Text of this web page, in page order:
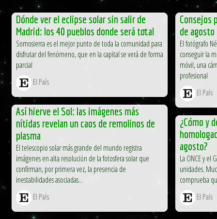
Dónde ver el eclipse solar sin salir de
Madrid: los 40 pueblos donde será total
Somosierra es el mejor punto de toda la comunidad para
disfrutar del fenómeno, que en la capital se verá de forma
parcial
El País
Consejos
de
El fotógrafo
conseguir la
móvil, una
profesional
El País
Así hierve el Sol: las imágenes más
nítidas revelan un caos de remolinos de
plasma
El telescopio solar más grande del mundo registra
imágenes en alta resolución de la fotosfera solar que
confirman, por primera vez, la presencia de
inestabilidades asociadas...
El País
¿Cómo y
agosto?
La ONCE y
unidades.
comprueba
El País